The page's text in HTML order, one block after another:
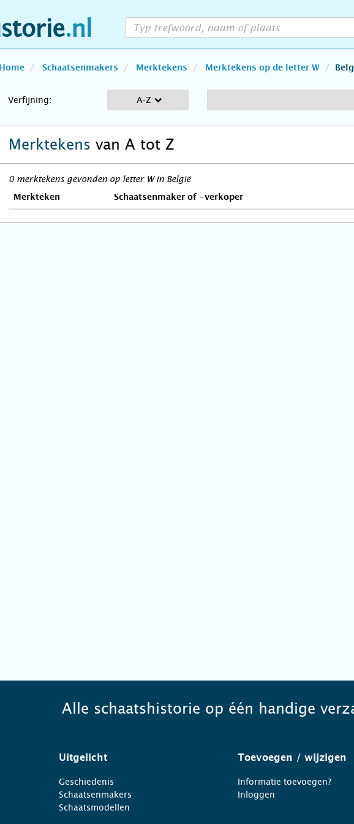
Home Schaatsenmakers Merktekens Merktekens op de letter W
Verfijning: A-Z
Merktekens van A tot Z
0 merktekens gevonden op letter W in België
Merkteken Schaatsenmaker of -verkoper
Alle schaatshistorie op één handige
Uitgelicht
Geschiedenis
Schaatsenmakers
Schaatsmodellen
Toevoegen / wijzigen
Informatie toevoegen?
Inloggen